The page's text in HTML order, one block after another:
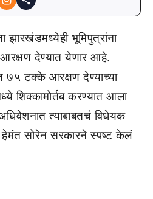
झारखंडमध्येही भूमिपुत्रांना
देण्यात येणार आहे.
७५ टक्के आरक्षण देण्याच्या
शिक्कामोर्तब करण्यात आला
त्याबाबतचं विधेयक
हेमंत सोरेन सरकारने स्पष्ट केलं